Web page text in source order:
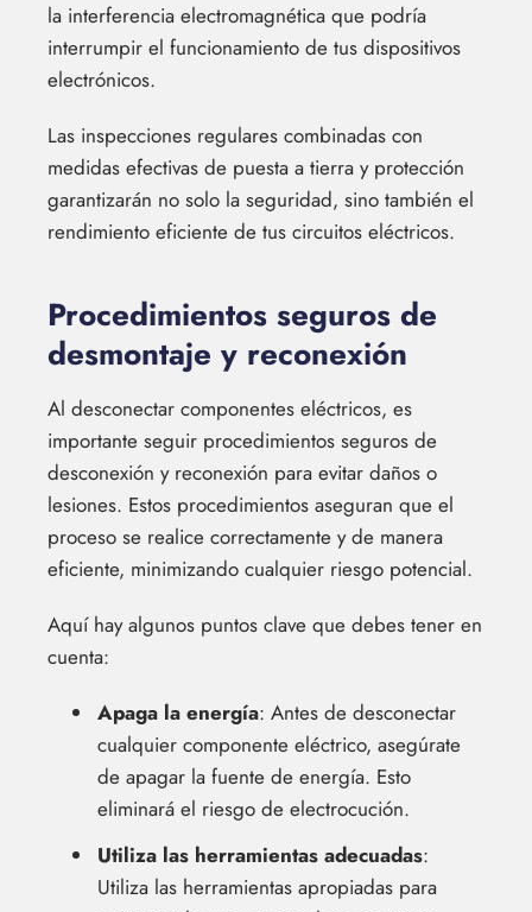
la interferencia electromagnética que podría
interrumpir el funcionamiento de tus dispositivos
electrónicos.
Las inspecciones regulares combinadas con
medidas efectivas de puesta a tierra y protección
garantizarán no solo la seguridad, sino también el
rendimiento eficiente de tus circuitos eléctricos.
Procedimientos seguros de
desmontaje y reconexión
Al desconectar componentes eléctricos, es
importante seguir procedimientos seguros de
desconexión y reconexión para evitar daños o
lesiones. Estos procedimientos aseguran que el
proceso se realice correctamente y de manera
eficiente, minimizando cualquier riesgo potencial.
Aquí hay algunos puntos clave que debes tener en
cuenta:
Apaga la energía: Antes de desconectar
cualquier componente eléctrico, asegúrate
de apagar la fuente de energía. Esto
eliminará el riesgo de electrocución.
Utiliza las herramientas adecuadas:
Utiliza las herramientas apropiadas para